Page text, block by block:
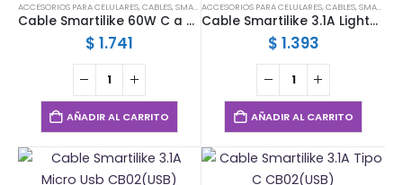
ACCESORIOS PARA CELULARES,CABLES,SMARTILIKE
Cable Smartilike 60W C a C MT-CB02(PD)
$ 1.741
AÑADIR AL CARRITO
ACCESORIOS PARA CELULARES,CABLES,SMARTILIKE
Cable Smartilike 3.1A Lightning CB02 (USB)
$ 1.393
AÑADIR AL CARRITO